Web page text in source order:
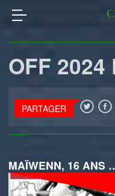
OFF 2024
PARTAGER
MAÏWENN,